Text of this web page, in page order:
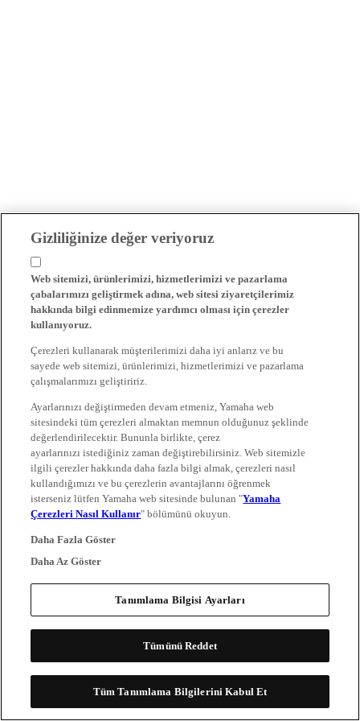
Gizliliğinize değer veriyoruz
Web sitemizi, ürünlerimizi, hizmetlerimizi ve pazarlama
çabalarımızı geliştirmek adına, web sitesi ziyaretçilerimiz
hakkında bilgi edinmemize yardımcı olması için çerezler
kullanıyoruz.
Çerezleri kullanarak müşterilerimizi daha iyi anlarız ve bu
sayede web sitemizi, ürünlerimizi, hizmetlerimizi ve pazarlama
çalışmalarımızı geliştiririz.
Ayarlarınızı değiştirmeden devam etmeniz, Yamaha web
sitesindeki tüm çerezleri almaktan memnun olduğunuz şeklinde
değerlendirilecektir. Bununla birlikte, çerez
ayarlarınızı istediğiniz zaman değiştirebilirsiniz. Web sitemizle
ilgili çerezler hakkında daha fazla bilgi almak, çerezleri nasıl
kullandığımızı ve bu çerezlerin avantajlarını öğrenmek
isterseniz lütfen Yamaha web sitesinde bulunan "Yamaha
Çerezleri Nasıl Kullanır" bölümünü okuyun.
Daha Fazla Göster
Daha Az Göster
Tanımlama Bilgisi Ayarları
Tümünü Reddet
Tüm Tanımlama Bilgilerini Kabul Et